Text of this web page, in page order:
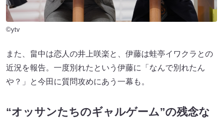
©ytv
また、畠中は恋人の井上咲楽と、伊藤は蛙亭イワクラとの
近況を報告。一度別れたという伊藤に「なんで別れたん
や？」と今田に質問攻めにあう一幕も。
“オッサンたちのギャルゲーム”の残念な